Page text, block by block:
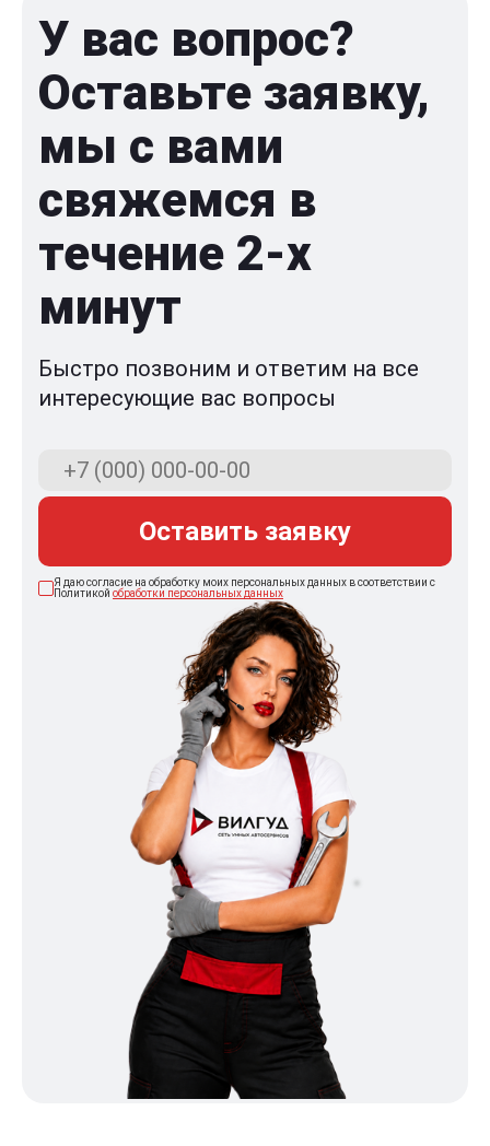
У вас вопрос?
Оставьте заявку,
мы с вами
свяжемся в
течение 2-x
минут
Быстро позвоним и ответим на все
интересующие вас вопросы
Оставить заявку
Я даю согласие на обработку моих персональных данных в соответствии с
Политикой обработки персональных данных